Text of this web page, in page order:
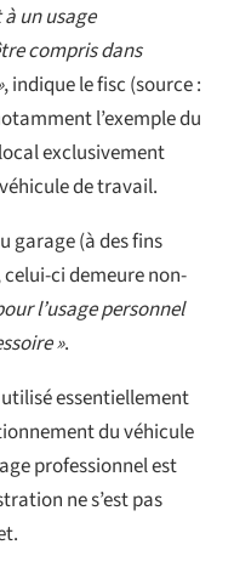
un usage
compris dans
, indique le fisc (source :
l’exemple du
exclusivement
de travail.
garage (à des fins
ci demeure non-
l’usage personnel
».
essentiellement
du véhicule
professionnel est
ne s’est pas